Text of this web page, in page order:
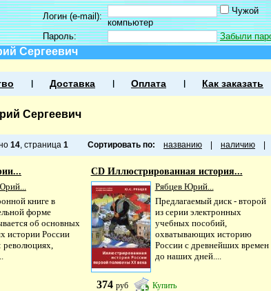
Логин (e-mail):
Чужой
компьютер
Пароль:
Забыли
Сергеевич
Доставка Оплата Как заказать
Сергеевич
14, страница 1 Сортировать по: названию наличию
книге в
форме
об основных
истории России
революциях,
CD Иллюстрированная история...
Рябцев Юрий...
Предлагаемый диск - второй
из серии электронных
учебных пособий,
охватывающих историю
России с древнейших времен
до наших дней....
374 руб Купить